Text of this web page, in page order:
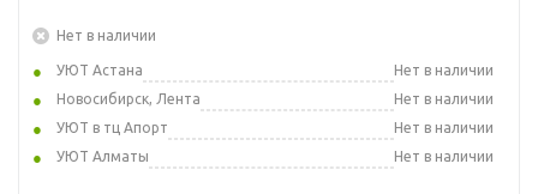
Нет в наличии
УЮТ Астана
Нет в наличии
Новосибирск, Лента
Нет в наличии
УЮТ в тц Апорт
Нет в наличии
УЮТ Алматы
Нет в наличии